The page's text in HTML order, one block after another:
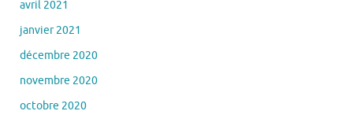
avril 2021
janvier 2021
décembre 2020
novembre 2020
octobre 2020